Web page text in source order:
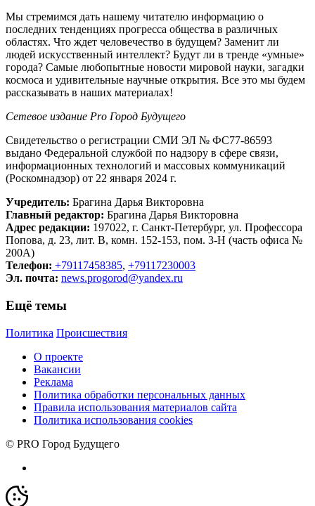
Мы стремимся дать нашему читателю информацию о
последних тенденциях прогресса общества в различных
областях. Что ждет человечество в будущем? Заменит ли
людей искусственный интеллект? Будут ли в тренде «умные»
города? Самые любопытные новости мировой науки, загадки
космоса и удивительные научные открытия. Все это мы будем
рассказывать в наших материалах!
Сетевое издание Рrо Город Будущего
Свидетельство о регистрации СМИ ЭЛ № ФС77-86593
выдано Федеральной службой по надзору в сфере связи,
информационных технологий и массовых коммуникаций
(Роскомнадзор) от 22 января 2024 г.
Учредитель: Брагина Дарья Викторовна
Главный редактор: Брагина Дарья Викторовна
Адрес редакции: 197022, г. Санкт-Петербург, ул. Профессора
Попова, д. 23, лит. В, комн. 152-153, пом. 3-Н (часть офиса №
200А)
Телефон: +79117458385, +79117230003
Эл. почта: news.progorod@yandex.ru
Ещё темы
Политика Происшествия
О проекте
Вакансии
Реклама
Политика обработки персональных данных
Правила использования материалов сайта
Политика использования cookies
© PRO Город Будущего